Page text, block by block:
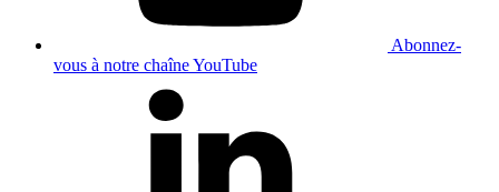
Abonnez-
vous à notre chaîne YouTube